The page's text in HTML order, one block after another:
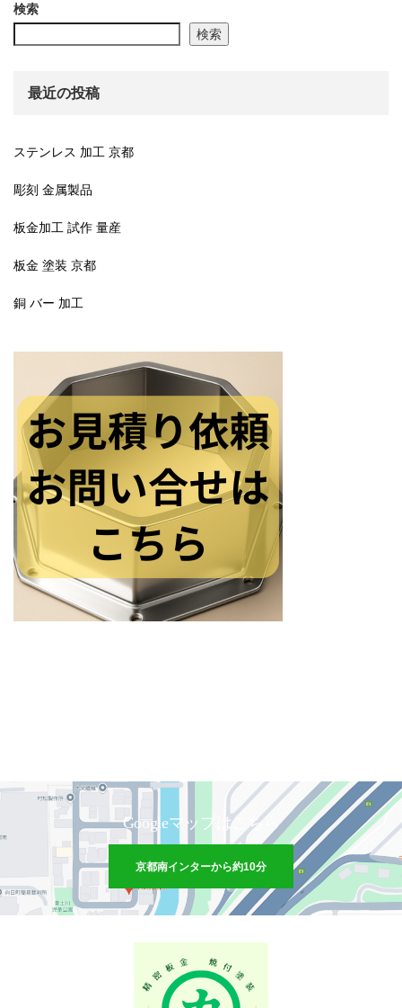
検索
検索
最近の投稿
ステンレス 加工 京都
彫刻 金属製品
板金加工 試作 量産
板金 塗装 京都
銅 バー 加工
Googleマップはこちら
京都南インターから約10分